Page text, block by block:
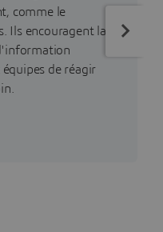
comme le
Ils encouragent la
de réagir